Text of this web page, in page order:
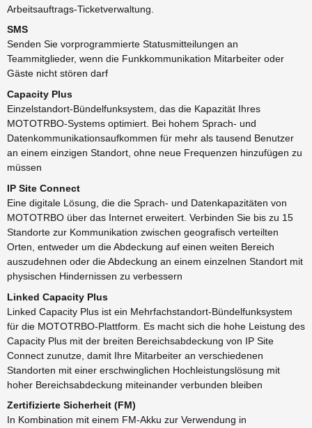
Arbeitsauftrags-Ticketverwaltung.
SMS
Senden Sie vorprogrammierte Statusmitteilungen an
Teammitglieder, wenn die Funkkommunikation Mitarbeiter oder
Gäste nicht stören darf
Capacity Plus
Einzelstandort-Bündelfunksystem, das die Kapazität Ihres
MOTOTRBO-Systems optimiert. Bei hohem Sprach- und
Datenkommunikationsaufkommen für mehr als tausend Benutzer
an einem einzigen Standort, ohne neue Frequenzen hinzufügen zu
müssen
IP Site Connect
Eine digitale Lösung, die die Sprach- und Datenkapazitäten von
MOTOTRBO über das Internet erweitert. Verbinden Sie bis zu 15
Standorte zur Kommunikation zwischen geografisch verteilten
Orten, entweder um die Abdeckung auf einen weiten Bereich
auszudehnen oder die Abdeckung an einem einzelnen Standort mit
physischen Hindernissen zu verbessern
Linked Capacity Plus
Linked Capacity Plus ist ein Mehrfachstandort-Bündelfunksystem
für die MOTOTRBO-Plattform. Es macht sich die hohe Leistung des
Capacity Plus mit der breiten Bereichsabdeckung von IP Site
Connect zunutze, damit Ihre Mitarbeiter an verschiedenen
Standorten mit einer erschwinglichen Hochleistungslösung mit
hoher Bereichsabdeckung miteinander verbunden bleiben
Zertifizierte Sicherheit (FM)
In Kombination mit einem FM-Akku zur Verwendung in